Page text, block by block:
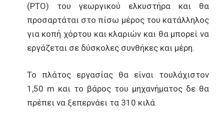
(PTO) του γεωργικού ελκυστήρα και θα
προσαρτάται στο πίσω μέρος του κατάλληλος
για κοπή χόρτου και κλαριών και θα μπορεί να
εργάζεται σε δύσκολες συνθήκες και μέρη.
Το πλάτος εργασίας θα είναι τουλάχιστον
1,50 m και το βάρος του μηχανήματος δε θα
πρέπει να ξεπερνάει τα 310 κιλά.